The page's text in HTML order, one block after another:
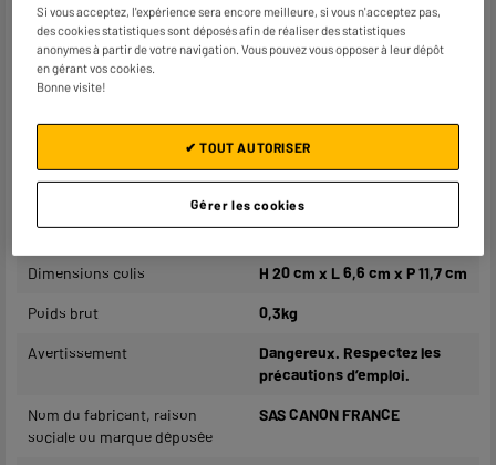
complémentaires
compatibles :
Canon PIXMA TS3550i
Canon PIXMA TS3751i
Canon PIXMA TS3752i
Canon PIXMA TR4750i
Canon PIXMA TR4751i
Canon PIXMA TR4755i
Canon PIXMA TR4756i
Dimensions colis H 20 cm x L 6,6 cm x P 11,7 cm
Poids brut 0,3kg
Avertissement
Dangereux. Respectez les
précautions d’emploi.
Nom du fabricant, raison
sociale ou marque déposée
SAS CANON FRANCE
Si vous acceptez, l'expérience sera encore meilleure, si vous n'acceptez pas,
des cookies statistiques sont déposés afin de réaliser des statistiques
anonymes à partir de votre navigation. Vous pouvez vous opposer à leur dépôt
en gérant vos cookies.
Bonne visite!
Gérer les cookies
✔ TOUT AUTORISER